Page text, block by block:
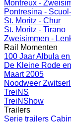
Montreux -
Pontresina -
St. Moritz - Chur
St. Moritz - Tirano
Zweisimmen -
Rail Momenten
100 Jaar Albula
De Kleine Rode
Maart 2005
Noodweer
TreiNS
TreiNShow
Trailers
Serie trailers